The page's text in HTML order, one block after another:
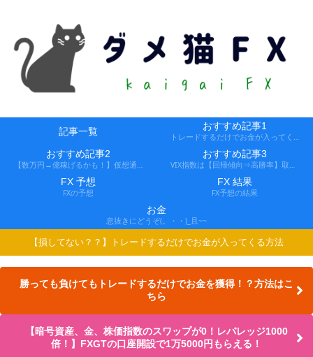
記事一覧 おすすめ記事1
おすすめ記事2 おすすめ記事3
FX 予想
FXの予想
FX 結果
FX予想の結果
お金
息抜きにどうぞ(。・・)_且~~
【損してない？？】トレードするだけでお金が入ってくる方法
勝っても負けてもトレードするだけでお金を獲得！？方法はこ
ちら
【暗号資産、金、株価指数のスワップが0！レバレッジ1000
倍！】FXGTの口座開設で1万5000円もらえる！